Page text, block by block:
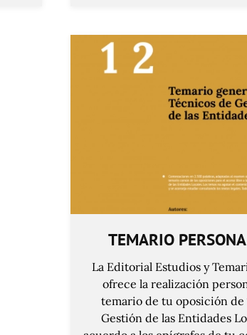
TEMARIO
La Editorial Estudios y
ofrece la realización
temario de tu oposición de
Gestión de las Entidades